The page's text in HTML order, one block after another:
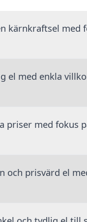
kärnkraftsel med
el med enkla
priser med fokus
och prisvärd el